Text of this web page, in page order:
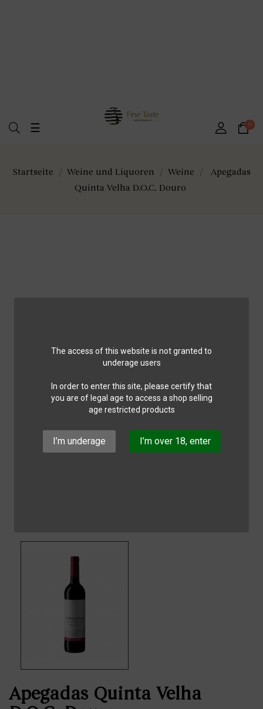
The access of this website is not granted to
underage users
In order to enter this site, please certify that
you are of legal age to access a shop selling
age restricted products
I’m underage I’m over 18, enter
Umschalten
☰ 0
Startseite Weine und Liquoren Weine
Apegadas
Quinta Velha D.O.C. Douro
Apegadas Quinta Velha